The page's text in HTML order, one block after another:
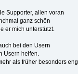
Supporter, allen voran
ganz schön
er mich unterstützt.
bei den Usern
Usern helfen.
als früher besonders